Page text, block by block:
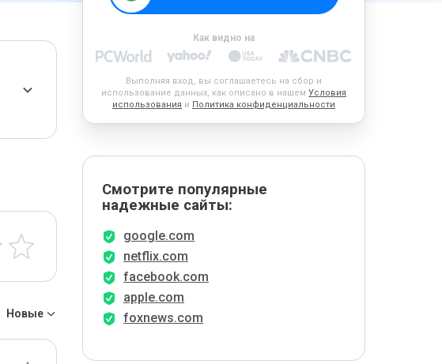
Новые
Как видно на
Выполняя вход, вы соглашаетесь на сбор и
использование данных, как описано в нашем Условия
использования и Политика конфиденциальности
Смотрите популярные
надежные сайты:
google.com
netflix.com
facebook.com
apple.com
foxnews.com